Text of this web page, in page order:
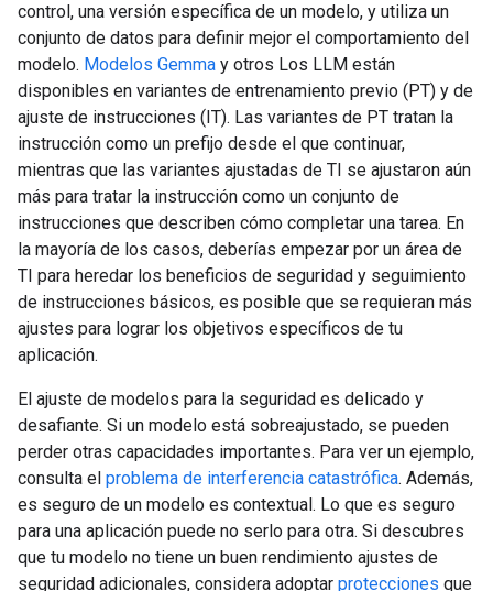
control, una versión específica de un modelo, y utiliza un
conjunto de datos para definir mejor el comportamiento del
modelo. Modelos Gemma y otros Los LLM están
disponibles en variantes de entrenamiento previo (PT) y de
ajuste de instrucciones (IT). Las variantes de PT tratan la
instrucción como un prefijo desde el que continuar,
mientras que las variantes ajustadas de TI se ajustaron aún
más para tratar la instrucción como un conjunto de
instrucciones que describen cómo completar una tarea. En
la mayoría de los casos, deberías empezar por un área de
TI para heredar los beneficios de seguridad y seguimiento
de instrucciones básicos, es posible que se requieran más
ajustes para lograr los objetivos específicos de tu
aplicación.
El ajuste de modelos para la seguridad es delicado y
desafiante. Si un modelo está sobreajustado, se pueden
perder otras capacidades importantes. Para ver un ejemplo,
consulta el problema de interferencia catastrófica. Además,
es seguro de un modelo es contextual. Lo que es seguro
para una aplicación puede no serlo para otra. Si descubres
que tu modelo no tiene un buen rendimiento ajustes de
seguridad adicionales, considera adoptar protecciones que